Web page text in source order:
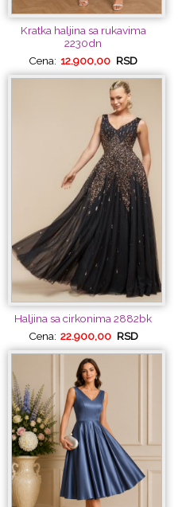
Kratka haljina sa rukavima
2230dn
Cena: 12.900,00 RSD
Haljina sa cirkonima 2882bk
Cena: 22.900,00 RSD